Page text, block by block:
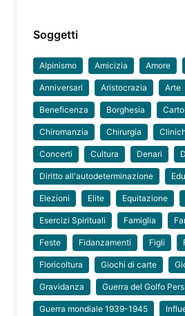
Soggetti
Alpinismo Amicizia Amore
Anniversari Aristocrazia Arte
Beneficenza Borghesia
Chiromanzia Chirurgia
Concerti Cultura Denari
Diritto all'autodeterminazione
Elezioni Elite Equitazione
Esercizi Spirituali Famiglia
Feste Fidanzamenti Figli
Floricoltura Giochi di carte
Gravidanza Guerra del Golfo
Guerra mondiale 1939-1945